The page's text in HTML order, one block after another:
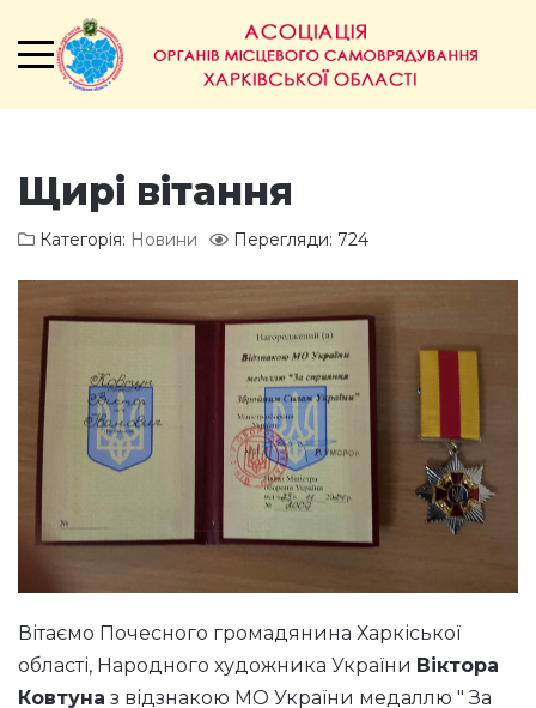
Щирі вітання
Категорія: Новини Перегляди: 724
Вітаємо Почесного громадянина Харкіської
області, Народного художника України Віктора
Ковтуна з відзнакою МО України медаллю " За